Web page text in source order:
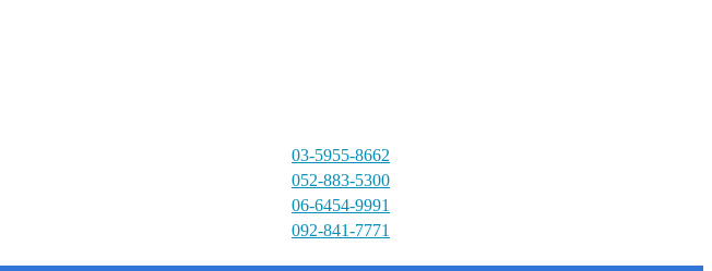
03-5955-8662
052-883-5300
06-6454-9991
092-841-7771